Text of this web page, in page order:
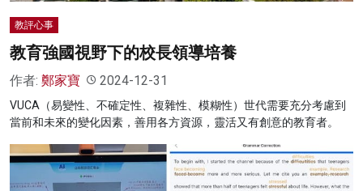
教評心事
教育強國視野下的校長領導培養
作者: 鄭家寶 2024-12-31
VUCA（易變性、不確定性、複雜性、模糊性）世代需要充分考慮到
當前和未來的變化因素，善用各方資源，靈活又有創意的教育者。